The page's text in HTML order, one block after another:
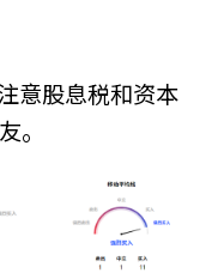
意股息税和资本
。